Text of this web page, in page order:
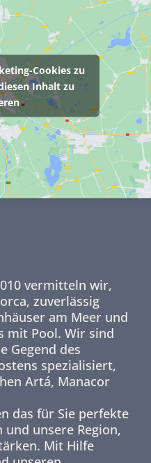
Cookies zu
Inhalt zu
vermitteln wir,
zuverlässig
am Meer und
mit Pool. Wir sind
Gegend des
spezialisiert,
Artá, Manacor
das für Sie perfekte
unsere Region,
Mit Hilfe